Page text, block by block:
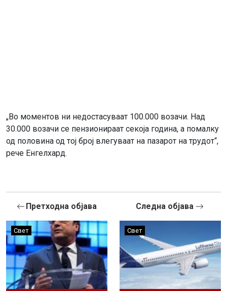
„Во моментов ни недостасуваат 100.000 возачи. Над
30.000 возачи се пензионираат секоја година, а помалку
од половина од тој број влегуваат на пазарот на трудот“,
рече Енгелхард.
Претходна објава
Свет
Следна објава
Свет